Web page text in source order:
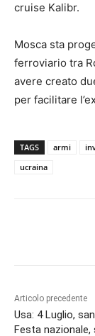
cruise Kalibr.
Mosca sta
ferroviario tra
avere creato
per facilitare
TAGS armi
ucraina
Articolo precedente
Usa: 4 Luglio,
Festa nazionale,